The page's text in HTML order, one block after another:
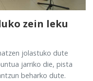
zein leku
jolastuko dute
jarriko die, pista
beharko dute.